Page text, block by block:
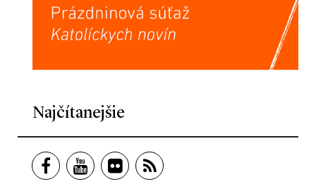
Najčítanejšie